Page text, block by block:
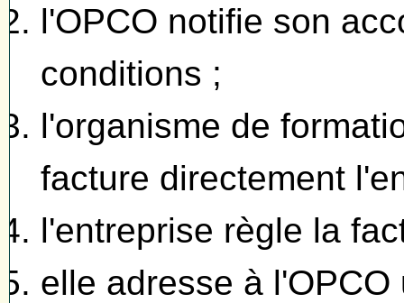
l'OPCO notifie son
conditions ;
l'organisme de
facture directement
l'entreprise règle la
elle adresse à